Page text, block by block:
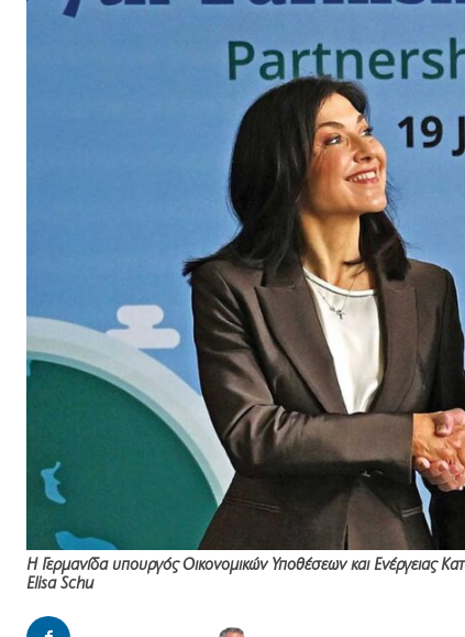
Η Γερμανίδα υπουργός Οικονομικών Υποθέσεων και Ενέργειας
Elisa Schu